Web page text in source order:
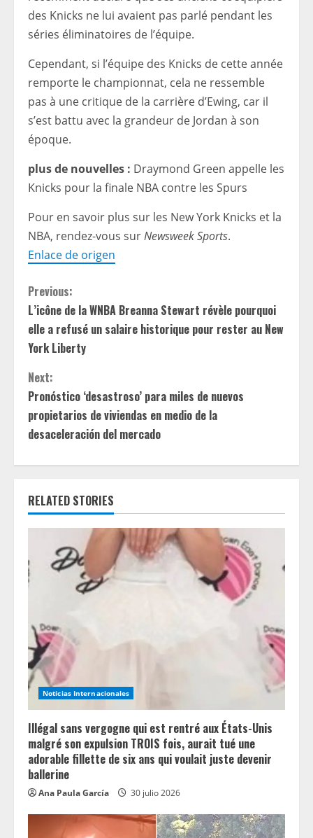
des Knicks ne lui avaient pas parlé pendant les
séries éliminatoires de l’équipe.
Cependant, si l’équipe des Knicks de cette année
remporte le championnat, cela ne ressemble
pas à une critique de la carrière d’Ewing, car il
s’est battu avec la grandeur de Jordan à son
époque.
plus de nouvelles : Draymond Green appelle les
Knicks pour la finale NBA contre les Spurs
Pour en savoir plus sur les New York Knicks et la
NBA, rendez-vous surNewsweek Sports.
Enlace de origen
C
o
n
t
i
n
u
e
R
e
a
d
i
n
g
Previous:
L’icône de la WNBA Breanna Stewart révèle pourquoi
elle a refusé un salaire historique pour rester au New
York Liberty
Next:
Pronóstico ‘desastroso’ para miles de nuevos
propietarios de viviendas en medio de la
desaceleración del mercado
RELATED STORIES
Noticias Internacionales
Illégal sans vergogne qui est rentré aux États-Unis
malgré son expulsion TROIS fois, aurait tué une
adorable fillette de six ans qui voulait juste devenir
ballerine
Ana Paula García 30 julio 2026